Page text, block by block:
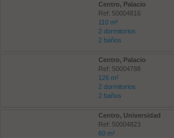
Centro, Palacio
Ref: 50004816
110 m²
2 dormitorios
2 baños
Centro, Palacio
Ref: 50004788
126 m²
2 dormitorios
2 baños
Centro, Universidad
Ref: 50004823
60 m²